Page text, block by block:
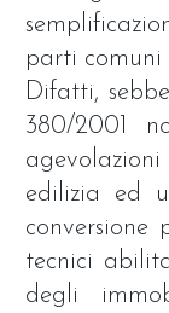
parti comuni
Difatti,
380/2001
edilizia ed
conversione
tecnici
degli